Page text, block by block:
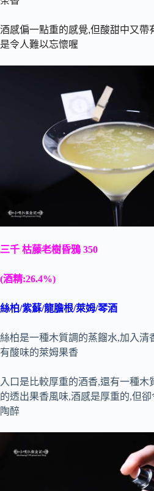
酒感偏一點重的感覺,但酸甜中又帶
是令人難以忘懷喔
三千 枯藤老樹昏鴉 350
(酒精:26.4%)
絲柏/紫蘇/龍膽根/萊姆/琴酒
絲柏是一種木質調的蒸餾水,加入清
有酸味的萊姆果香
入口是比較厚重的酒香,還有一種木
的透出果香風味,酒感是厚重的,但
陶醉